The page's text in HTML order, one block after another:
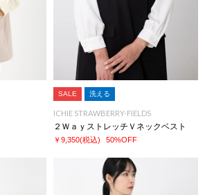
SALE 洗える
ICHIE STRAWBERRY-FIELDS
２ＷａｙストレッチＶネックベスト
￥9,350(税込) 50%OFF